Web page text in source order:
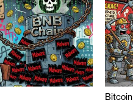
Bitcoin